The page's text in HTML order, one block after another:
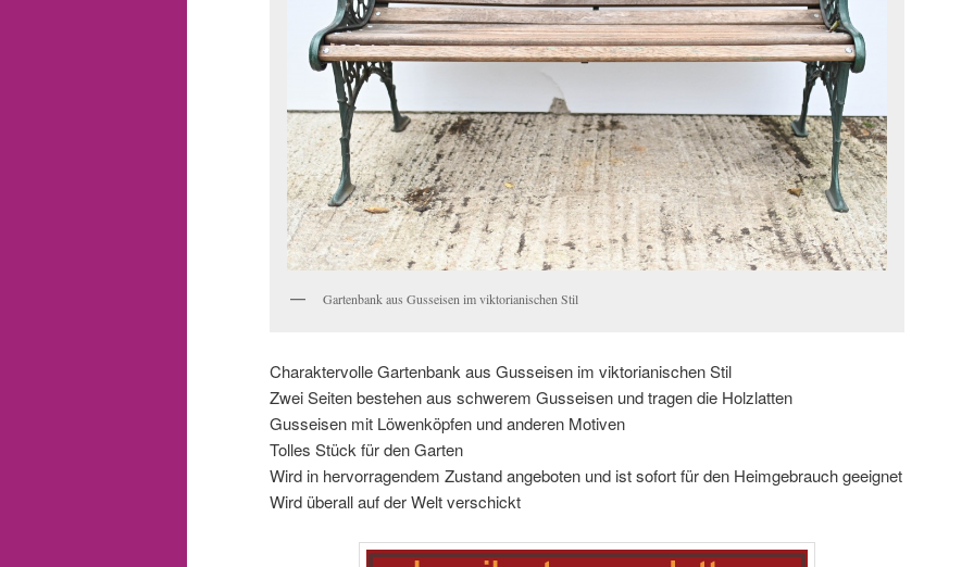
Gartenbank aus Gusseisen im viktorianischen Stil
Charaktervolle Gartenbank aus Gusseisen im viktorianischen Stil
Zwei Seiten bestehen aus schwerem Gusseisen und tragen die Holzlatten
Gusseisen mit Löwenköpfen und anderen Motiven
Tolles Stück für den Garten
Wird in hervorragendem Zustand angeboten und ist sofort für den Heimgebrauch geeignet
Wird überall auf der Welt verschickt